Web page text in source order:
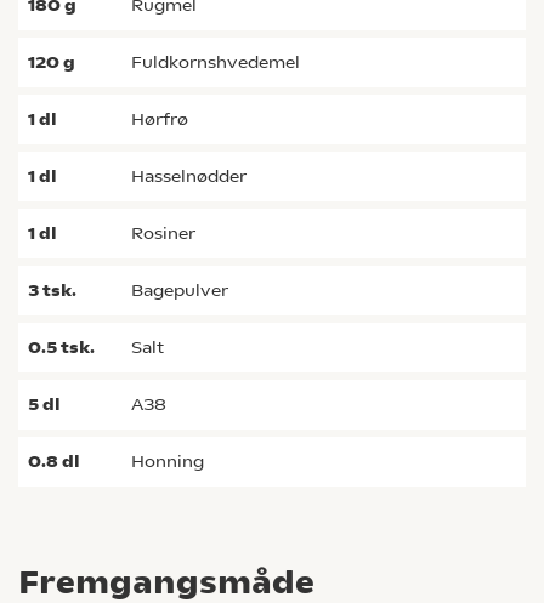
Fremgangsmåde
180g rugmel
120g fuldkornshvedemel
1dl hørfrø
1dl hasselnødder
1dl rosiner
3tsk. bagepulver
0.5tsk. salt
5dl A38
0.8 dl honning